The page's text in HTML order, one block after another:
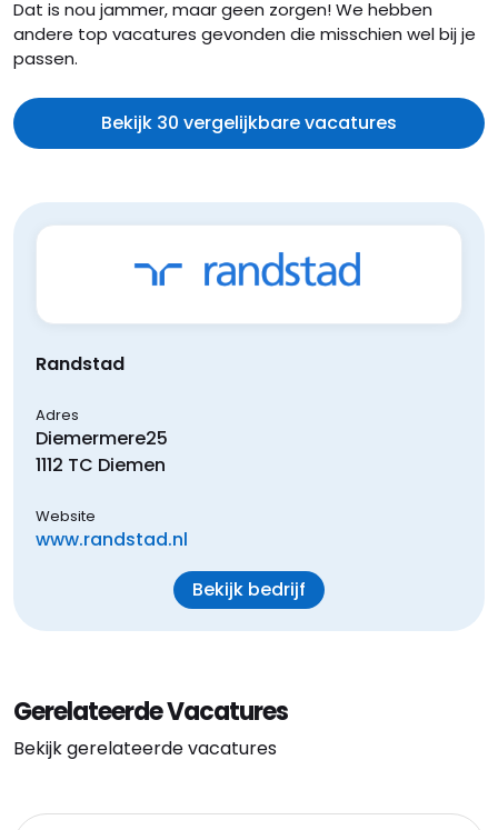
Dat is nou jammer, maar geen zorgen! We hebben
andere top vacatures gevonden die misschien wel bij je
passen.
Bekijk 30 vergelijkbare vacatures
Randstad
Adres
Diemermere25
1112 TC Diemen
Website
www.randstad.nl
Bekijk bedrijf
Gerelateerde Vacatures
Bekijk gerelateerde vacatures